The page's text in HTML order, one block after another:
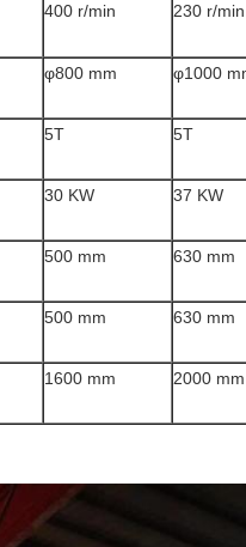
400 r/min 230 r/min
φ800 mm φ1000
5T 5T
30 KW 37 KW
500 mm 630 mm
500 mm 630 mm
1600 mm 2000 mm